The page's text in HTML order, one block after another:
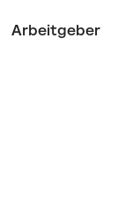
Arbeitgeber